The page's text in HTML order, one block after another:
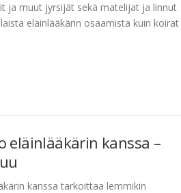
ja muut jyrsijät sekä matelijat ja linnut
eläinlääkärin osaamista kuin koirat
eläinlääkärin kanssa –
kanssa tarkoittaa lemmikin